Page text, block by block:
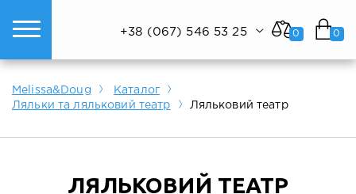
Показати все
Показати все
Показати все
+38 (067) 546 53 25
Melissa&Doug
Каталог
Ляльки та ляльковий театр
Ляльковий театр
ЛЯЛЬКОВИЙ ТЕАТР
0 0